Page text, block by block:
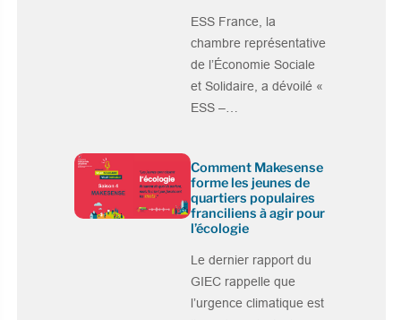
ESS France, la
chambre représentative
de l’Économie Sociale
et Solidaire, a dévoilé «
ESS –…
Comment Makesense
forme les jeunes de
quartiers populaires
franciliens à agir pour
l’écologie
Le dernier rapport du
GIEC rappelle que
l’urgence climatique est